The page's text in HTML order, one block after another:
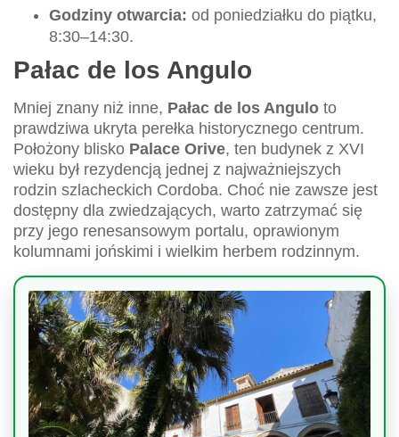
Godziny otwarcia: od poniedziałku do piątku,
8:30–14:30.
Pałac de los Angulo
Mniej znany niż inne, Pałac de los Angulo to
prawdziwa ukryta perełka historycznego centrum.
Położony blisko Palace Orive, ten budynek z XVI
wieku był rezydencją jednej z najważniejszych
rodzin szlacheckich Cordoba. Choć nie zawsze jest
dostępny dla zwiedzających, warto zatrzymać się
przy jego renesansowym portalu, oprawionym
kolumnami jońskimi i wielkim herbem rodzinnym.